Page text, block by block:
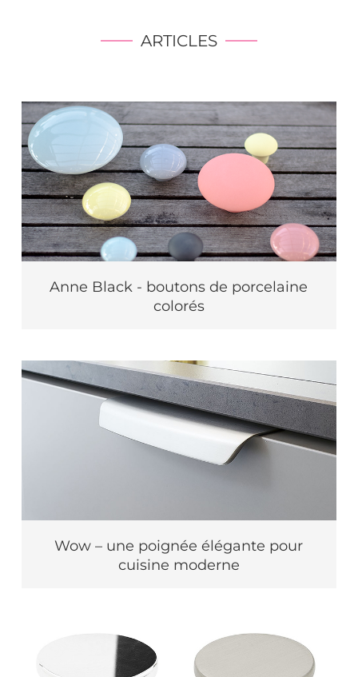
ARTICLES
Anne Black - boutons de porcelaine
colorés
Wow – une poignée élégante pour
cuisine moderne